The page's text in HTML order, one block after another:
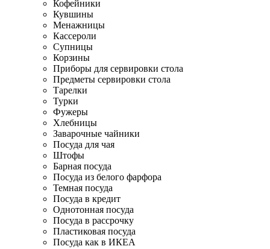
Кофейники
Кувшины
Менажницы
Кассероли
Супницы
Корзины
Приборы для сервировки стола
Предметы сервировки стола
Тарелки
Турки
Фужеры
Хлебницы
Заварочные чайники
Посуда для чая
Штофы
Барная посуда
Посуда из белого фарфора
Темная посуда
Посуда в кредит
Однотонная посуда
Посуда в рассрочку
Пластиковая посуда
Посуда как в ИКЕА